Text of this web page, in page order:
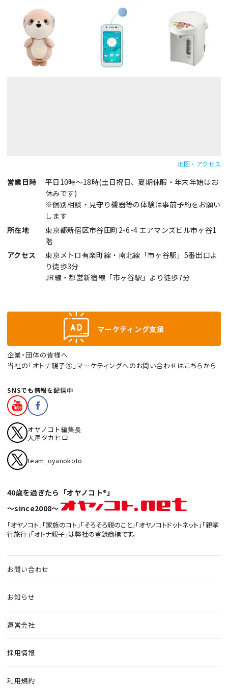
40歳を過ぎたら「オヤノコト®」
〜since2008〜
「オヤノコト」「家族のコト」「そろそろ親のこと」「オヤノコトドットネット」「親孝
行旅行」「オトナ親子」は弊社の登録商標です。
お問い合わせ
お知らせ
運営会社
採用情報
利用規約
地図・アクセス
営業日時
平日10時～18時(土日祝日、夏期休暇・年末年始はお
休みです)
※個別相談・見守り機器等の体験は事前予約をお願い
します
所在地
東京都新宿区市谷田町2-6-4 エアマンズビル市ヶ谷1
階
アクセス
東京メトロ有楽町線・南北線「市ヶ谷駅」5番出口よ
り徒歩3分
JR線・都営新宿線「市ヶ谷駅」より徒歩7分
マーケティング支援
企業・団体の皆様へ
当社の「オトナ親子Ⓡ」マーケティングへのお問い合わせはこちらから
SNSでも情報を配信中
オヤノコト編集長
大澤タカヒロ
team_oyanokoto